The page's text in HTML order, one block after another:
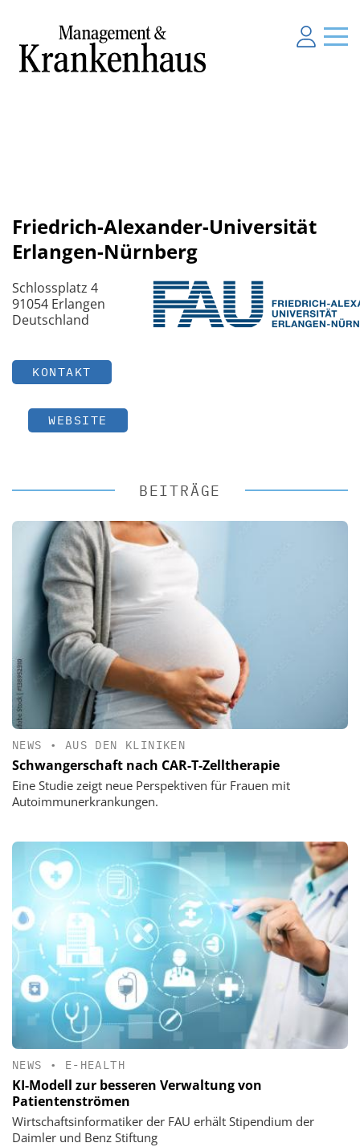
Friedrich-Alexander-Universität
Erlangen-Nürnberg
Schlossplatz 4
91054 Erlangen
Deutschland
KONTAKT
WEBSITE
BEITRÄGE
NEWS • AUS DEN KLINIKEN
Schwangerschaft nach CAR-T-Zelltherapie
Eine Studie zeigt neue Perspektiven für Frauen mit
Autoimmunerkrankungen.
NEWS • E-HEALTH
KI-Modell zur besseren Verwaltung von
Patientenströmen
Wirtschaftsinformatiker der FAU erhält Stipendium der
Daimler und Benz Stiftung